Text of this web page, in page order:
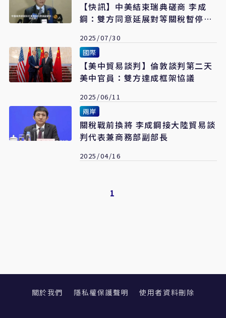
【快訊】中美結束瑞典磋商 李成
鋼：雙方同意延展對等關稅暫停與
2025/07/30
國際
【美中貿易談判】倫敦談判第二天
美中官員：雙方達成框架協議
2025/06/11
兩岸
關稅戰前換將 李成鋼接大陸貿易談
判代表兼商務部副部長
2025/04/16
1
關於我們 隱私權保護聲明 使用者資料刪除